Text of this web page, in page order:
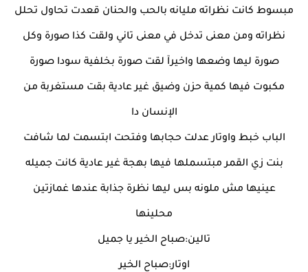
مبسوط كانت نظراته مليانه بالحب والحنان قعدت تحاول تحلل
نظراته ومن معنى تدخل في معنى تاني ولقت كذا صورة وكل
صورة ليها وضعها واخيرآ لقت صورة بخلفية سودا صورة
مكبوت فيها كمية حزن وضيق غير عادية بقت مستغربة من
الإنسان دا
الباب خبط واوتار عدلت حجابها وفتحت ابتسمت لما شافت
بنت زي القمر مبتسملها فيها بهجة غير عادية كانت جميله
عينيها مش ملونه بس ليها نظرة جذابة عندها غمازتين
محلينها
تالين:صباح الخير يا جميل
اوتار:صباح الخير